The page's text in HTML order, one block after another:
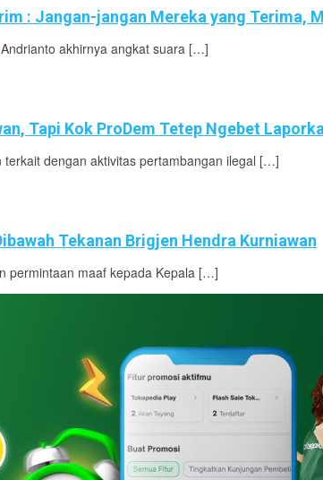
: Jangan-jangan Mereka yang Terima,
akhirnya angkat suara […]
Tapi Kok ProDem Tetep Ngebet
dengan aktivitas pertambangan ilegal […]
Tekanan Brigjen Hendra Kurniawan
permintaan maaf kepada Kepala […]